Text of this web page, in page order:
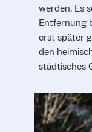
werden. Es
Entfernung
erst später
den
städtisches